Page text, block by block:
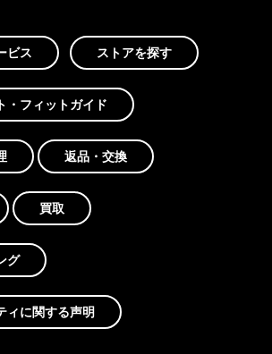
ビス ストアを探す
・フィットガイド
返品・交換
買取
グ
ィに関する声明